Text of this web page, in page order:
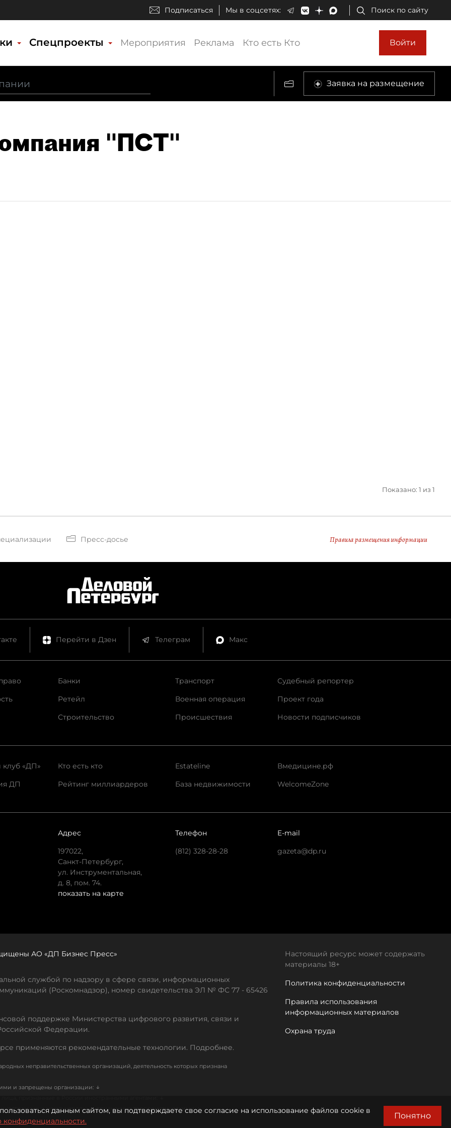
Подписаться Мы в соцсетях: Поиск по сайту
Спецпроекты Мероприятия Реклама Кто есть Кто Войти
Заявка на размещение
"ПСТ"
Показано: 1 из 1
Пресс-досье Правила размещения информации
Перейти в Дзен Телеграм Макс
Банки
Ретейл
Строительство
Транспорт
Военная операция
Происшествия
Судебный репортер
Проект года
Новости подписчиков
клуб «ДП»
ДП
Кто есть кто
Рейтинг миллиардеров
Estateline
База недвижимости
Вмедицине.рф
WelcomeZone
Адрес
197022,
Санкт-Петербург,
ул. Инструментальная,
д. 8, пом. 74.
показать на карте
Телефон
(812) 328-28-28
E-mail
gazeta@dp.ru
АО «ДП Бизнес Пресс»
службой по надзору в сфере связи, информационных
(Роскомнадзор), номер свидетельства ЭЛ № ФС 77 - 65426
поддержке Министерства цифрового развития, связи и
Федерации.
применяются рекомендательные технологии. Подробнее.
неправительственных организаций, деятельность которых признана
и запрещены организации: ↓
и международных, признанных террористическими↓
Настоящий ресурс может содержать
материалы 18+
Политика конфиденциальности
Правила использования
информационных материалов
Охрана труда
данным сайтом, вы подтверждаете свое согласие на использование файлов cookie в
конфиденциальности.
Понятно